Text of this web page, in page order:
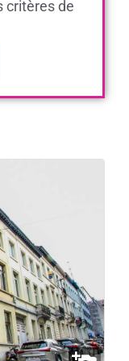
critères de